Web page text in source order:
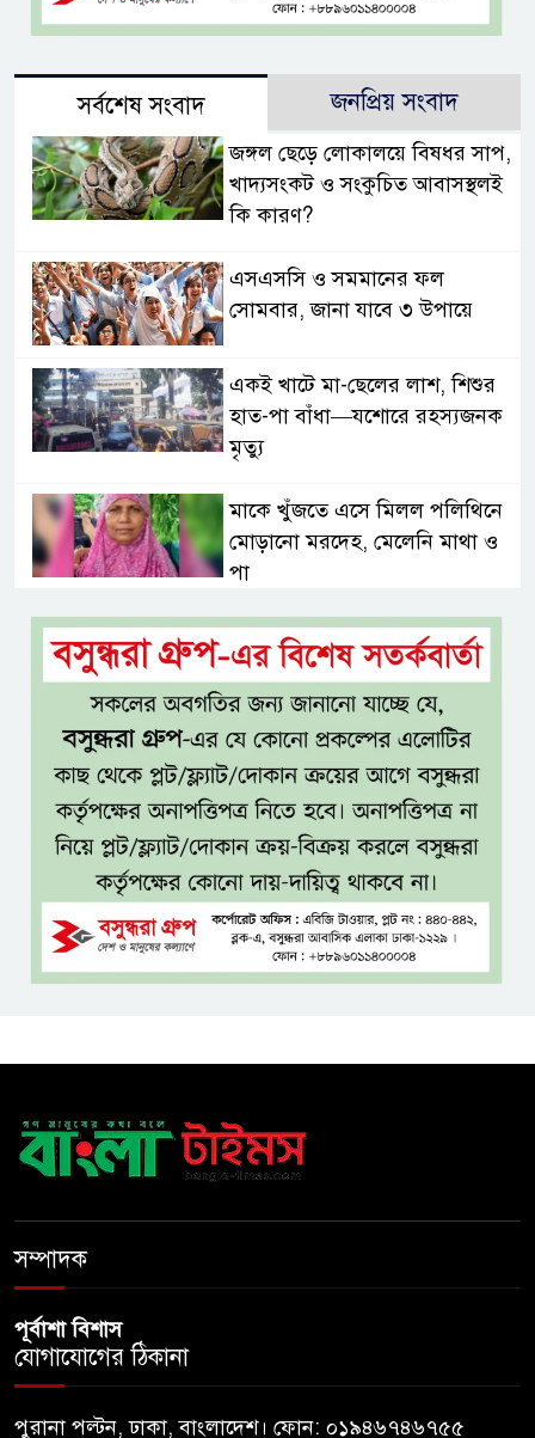
সর্বশেষ সংবাদ জনপ্রিয় সংবাদ
জঙ্গল ছেড়ে লোকালয়ে বিষধর সাপ,
খাদ্যসংকট ও সংকুচিত আবাসস্থলই
কি কারণ?
এসএসসি ও সমমানের ফল
সোমবার, জানা যাবে ৩ উপায়ে
একই খাটে মা-ছেলের লাশ, শিশুর
হাত-পা বাঁধা—যশোরে রহস্যজনক
মৃত্যু
মাকে খুঁজতে এসে মিলল পলিথিনে
মোড়ানো মরদেহ, মেলেনি মাথা ও
পা
কম বয়সেই বন্ধ্যাত্বের ঝুঁকি?
নারীদের ৩ লক্ষণে সতর্ক হওয়ার
পরামর্শ
ইনফ্লুয়েঞ্জা ঠেকাতে নতুন আশার
আলো, প্রবীণদের জন্য এমআরএনএ
ফ্লু টিকা
ব্যবহৃত রাখি ডাস্টবিনে ফেলেন?
ভুলেও নয়, জেনে নিন কী করা উচিত
শেখ হাসিনা চাইলেই কি দেশে
ফিরতে পারবেন?
বসুন্ধরায় অ্যামেচার মার্শাল আর্টের
সম্পাদক
পূর্বাশা বিশাস
যোগাযোগের ঠিকানা
পুরানা পল্টন, ঢাকা, বাংলাদেশ। ফোন: ০১৯৪৬৭৪৬৭৫৫